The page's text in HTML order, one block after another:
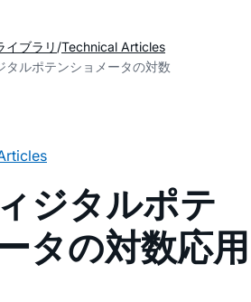
イブラリ Technical Articles
タルポテンショメータの対数
ジタルポテ
タの対数応用